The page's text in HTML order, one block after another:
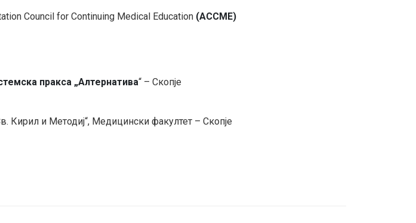
Council for Continuing Medical Education (ACCME)
пракса „Алтернатива“ – Скопје
Кирил и Методиј“, Медицински факултет – Скопје